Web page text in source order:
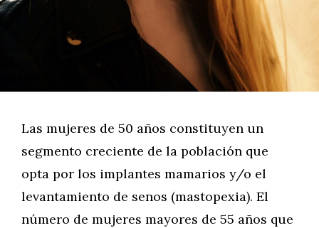
Las mujeres de 50 años constituyen un
segmento creciente de la población que
opta por los implantes mamarios y/o el
levantamiento de senos (mastopexia). El
número de mujeres mayores de 55 años que